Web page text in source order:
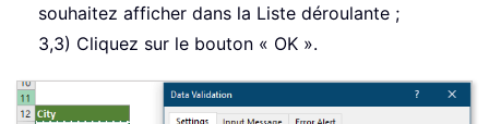
souhaitez afficher dans la Liste déroulante ;
3,3) Cliquez sur le bouton « OK ».